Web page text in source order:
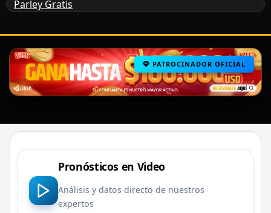
Parley Gratis
PATROCINADOR OFICIAL
Pronósticos en Video
Análisis y datos directo de nuestros
expertos